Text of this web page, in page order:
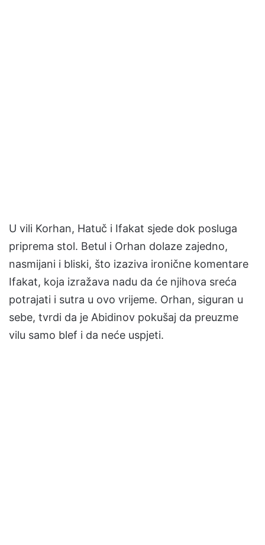
U vili Korhan, Hatuč i Ifakat sjede dok posluga
priprema stol. Betul i Orhan dolaze zajedno,
nasmijani i bliski, što izaziva ironične komentare
Ifakat, koja izražava nadu da će njihova sreća
potrajati i sutra u ovo vrijeme. Orhan, siguran u
sebe, tvrdi da je Abidinov pokušaj da preuzme
vilu samo blef i da neće uspjeti.